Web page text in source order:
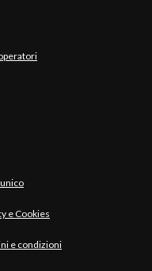
e Cookies
e condizioni